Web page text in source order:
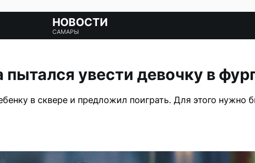
НОВОСТИ
САМАРЫ
увести девочку в
в сквере и предложил поиграть. Для этого нужно